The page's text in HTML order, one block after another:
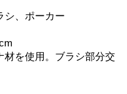
シ、ポーカー
を使用。ブラシ部分交